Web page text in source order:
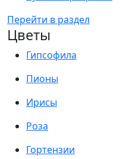
Перейти в раздел
Цветы
Гипсофила
Пионы
Ирисы
Роза
Гортензии